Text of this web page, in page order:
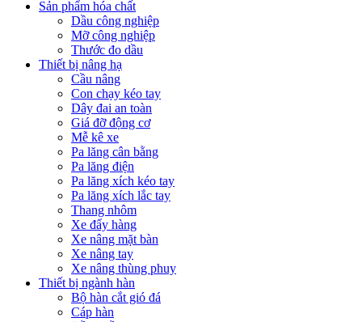
Sản phẩm hóa chất
Dầu công nghiệp
Mỡ công nghiệp
Thước đo dầu
Thiết bị nâng hạ
Cầu nâng
Con chạy kéo tay
Dây đai an toàn
Giá đỡ động cơ
Mễ kê xe
Pa lăng cân bằng
Pa lăng điện
Pa lăng xích kéo tay
Pa lăng xích lắc tay
Thang nhôm
Xe đẩy hàng
Xe nâng mặt bàn
Xe nâng tay
Xe nâng thùng phuy
Thiết bị ngành hàn
Bộ hàn cắt gió đá
Cáp hàn